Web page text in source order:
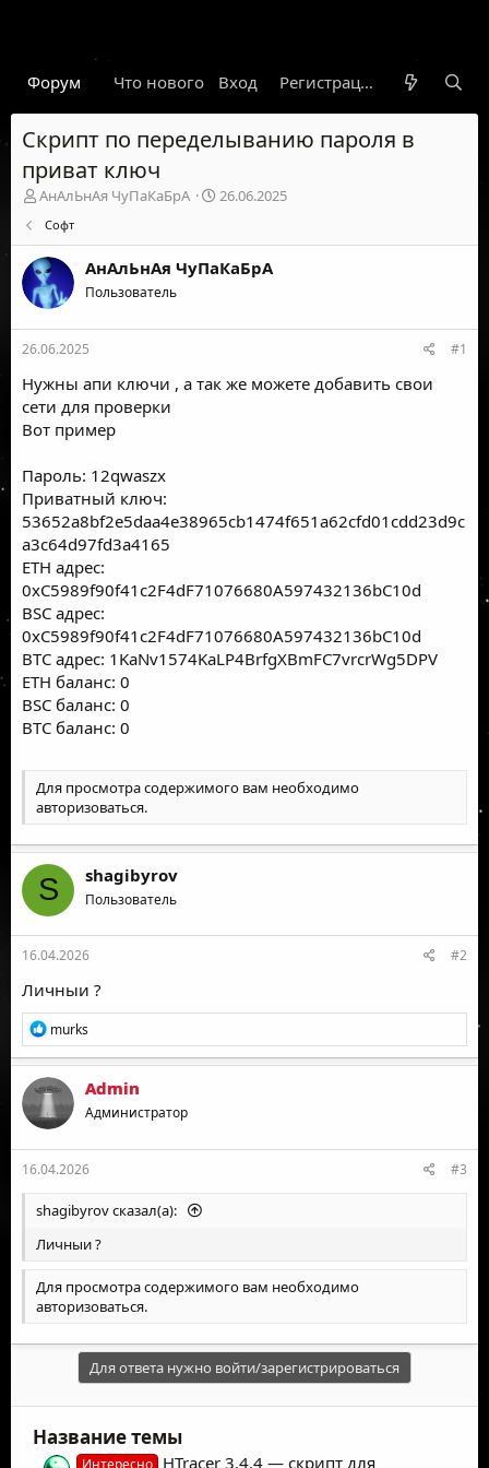
Форум Что нового Гарант Новости
Вход Регистрация
Скрипт по переделыванию пароля в
приват ключ
А
о
р
т
е
м
ы
АнАлЬнАя ЧуПаКаБрА
Д
н
а
26.06.2025
Софт
АнАлЬнАя ЧуПаКаБрА
Пользователь
26.06.2025 #1
Нужны апи ключи , а так же можете добавить свои
сети для проверки
Вот пример
Пароль: 12qwaszx
Приватный ключ:
53652a8bf2e5daa4e38965cb1474f651a62cfd01cdd23d9c
a3c64d97fd3a4165
ETH адрес:
0xC5989f90f41c2F4dF71076680A597432136bC10d
BSC адрес:
0xC5989f90f41c2F4dF71076680A597432136bC10d
BTC адрес: 1KaNv1574KaLP4BrfgXBmFC7vrcrWg5DPV
ETH баланс: 0
BSC баланс: 0
BTC баланс: 0
Для просмотра содержимого вам необходимо
авторизоваться.
S shagibyrov
Пользователь
16.04.2026 #2
Личныи ?
Р
е
а
к
ц
и
и
:
murks
Admin
Администратор
16.04.2026 #3
shagibyrov сказал(а):
Личныи ?
Для просмотра содержимого вам необходимо
авторизоваться.
Для ответа нужно войти/зарегистрироваться
Название темы
Интересно HTracer 3.4.4 — скрипт для